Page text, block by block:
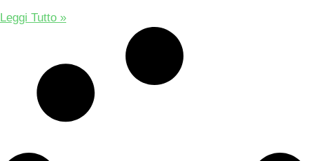
Leggi Tutto »